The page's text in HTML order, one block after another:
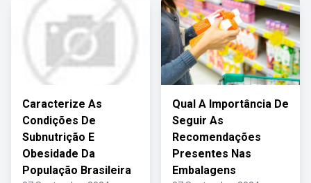
Caracterize As
Condições De
Subnutrição E
Obesidade Da
População Brasileira
Qual A Importância De
Seguir As
Recomendações
Presentes Nas
Embalagens